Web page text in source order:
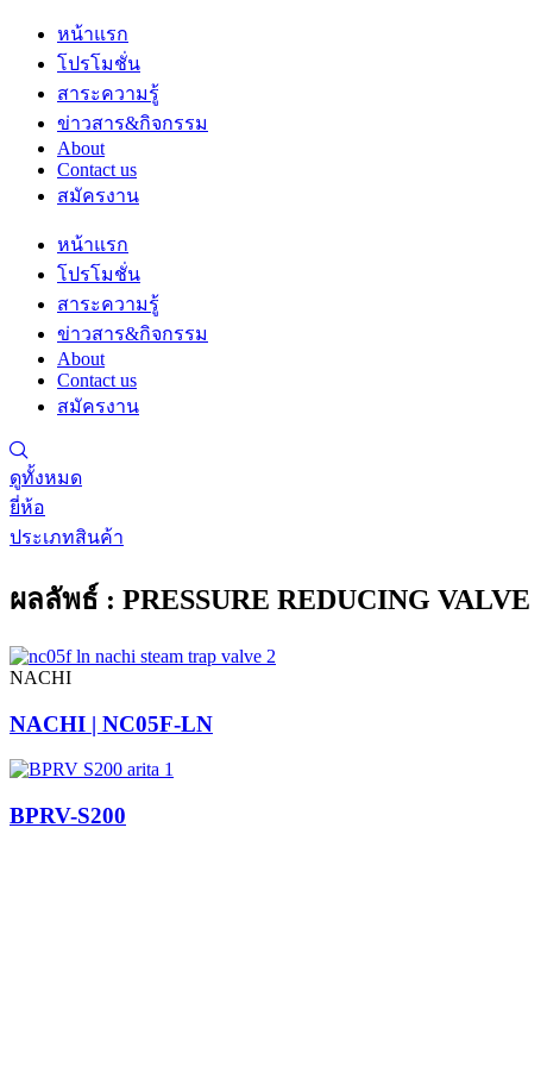
Skip
content
หน้าแรก
โปรโมชั่น
สาระความรู้
ข่าวสาร&กิจกรรม
About
Contact us
สมัครงาน
หน้าแรก
โปรโมชั่น
สาระความรู้
ข่าวสาร&กิจกรรม
About
Contact us
สมัครงาน
ดูทั้งหมด
ยี่ห้อ
ประเภทสินค้า
ผลลัพธ์ : PRESSURE REDUCING VALVE
NACHI
NACHI | NC05F-LN
BPRV-S200